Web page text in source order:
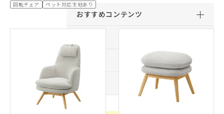
おすすめコンテンツ
サポート
採用情報
回転チェア ペット対応生地あり